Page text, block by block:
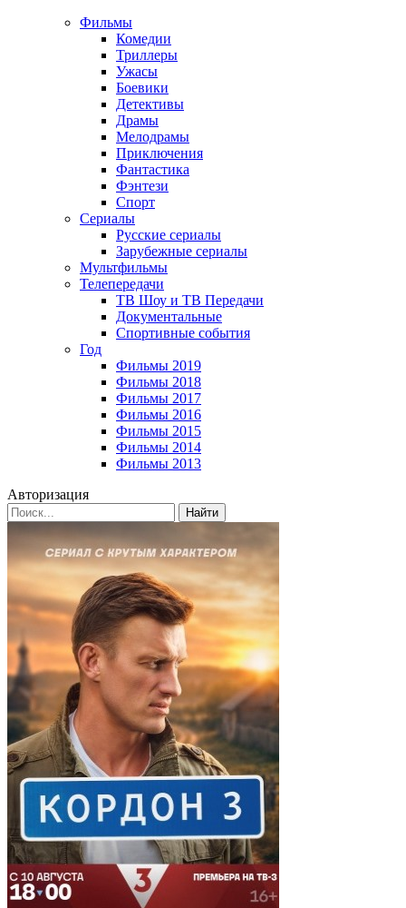
Фильмы
Комедии
Триллеры
Ужасы
Боевики
Детективы
Драмы
Мелодрамы
Приключения
Фантастика
Фэнтези
Спорт
Сериалы
Русские сериалы
Зарубежные сериалы
Мультфильмы
Телепередачи
ТВ Шоу и ТВ Передачи
Документальные
Спортивные события
Год
Фильмы 2019
Фильмы 2018
Фильмы 2017
Фильмы 2016
Фильмы 2015
Фильмы 2014
Фильмы 2013
Авторизация
Найти